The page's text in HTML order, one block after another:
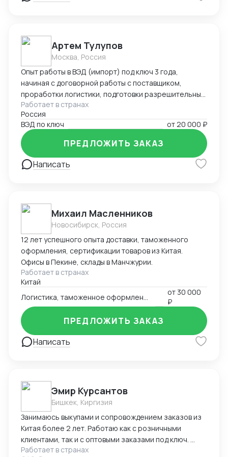
Артем Тулупов
Москва, Россия
Опыт работы в ВЭД (импорт) под ключ 3 года,
начиная с договорной работы с поставщиком,
проработки логистики, подготовки разрешительных
документов (ТРТС и т.д.) оформления таможенной
декларации и доставки товара клиенту по
необходимому адресу в РФ
Работает в странах
Россия
ВЭД по ключ
от20 000 ₽
Написать
ПРЕДЛОЖИТЬ ЗАКАЗ
Михаил Масленников
Новосибирск, Россия
12 лет успешного опыта доставки, таможенного
оформления, сертификации товаров из Китая.
Офисы в Пекине, склады в Манчжурии.
Работает в странах
Китай
от 30 000
₽
Написать
ПРЕДЛОЖИТЬ ЗАКАЗ
Эмир Курсантов
Бишкек, Киргизия
Занимаюсь выкупами и сопровождением заказов из
Китая более 2 лет. Работаю как с розничными
клиентами, так и с оптовыми заказами под ключ.
Основные компетенции: Поиск надёжных
Работает в странах